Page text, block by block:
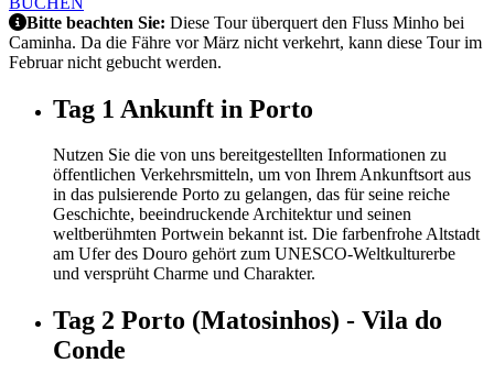
Bitte beachten Sie: Diese Tour überquert den Fluss Minho bei
Caminha. Da die Fähre vor März nicht verkehrt, kann diese Tour im
Februar nicht gebucht werden.
Tag 1 Ankunft in Porto
Nutzen Sie die von uns bereitgestellten Informationen zu
öffentlichen Verkehrsmitteln, um von Ihrem Ankunftsort aus
in das pulsierende Porto zu gelangen, das für seine reiche
Geschichte, beeindruckende Architektur und seinen
weltberühmten Portwein bekannt ist. Die farbenfrohe Altstadt
am Ufer des Douro gehört zum UNESCO-Weltkulturerbe
und versprüht Charme und Charakter.
Tag 2 Porto (Matosinhos) - Vila do
Conde